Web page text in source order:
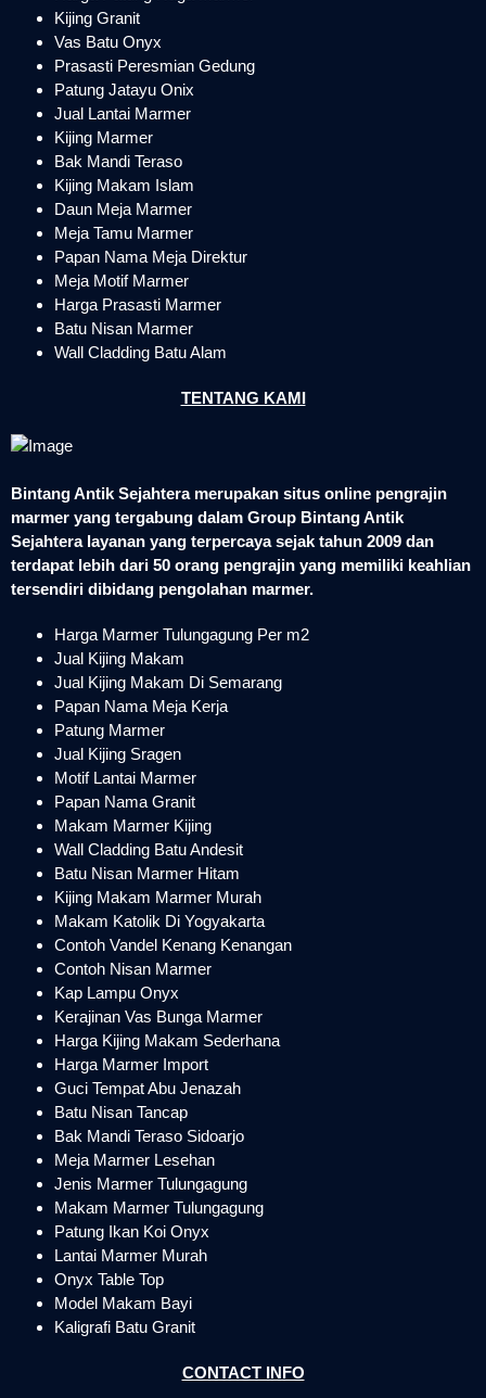
Kijing Granit
Vas Batu Onyx
Prasasti Peresmian Gedung
Patung Jatayu Onix
Jual Lantai Marmer
Kijing Marmer
Bak Mandi Teraso
Kijing Makam Islam
Daun Meja Marmer
Meja Tamu Marmer
Papan Nama Meja Direktur
Meja Motif Marmer
Harga Prasasti Marmer
Batu Nisan Marmer
Wall Cladding Batu Alam
TENTANG KAMI
Bintang Antik Sejahtera merupakan situs online pengrajin
marmer yang tergabung dalam Group Bintang Antik
Sejahtera layanan yang terpercaya sejak tahun 2009 dan
terdapat lebih dari 50 orang pengrajin yang memiliki keahlian
tersendiri dibidang pengolahan marmer.
Harga Marmer Tulungagung Per m2
Jual Kijing Makam
Jual Kijing Makam Di Semarang
Papan Nama Meja Kerja
Patung Marmer
Jual Kijing Sragen
Motif Lantai Marmer
Papan Nama Granit
Makam Marmer Kijing
Wall Cladding Batu Andesit
Batu Nisan Marmer Hitam
Kijing Makam Marmer Murah
Makam Katolik Di Yogyakarta
Contoh Vandel Kenang Kenangan
Contoh Nisan Marmer
Kap Lampu Onyx
Kerajinan Vas Bunga Marmer
Harga Kijing Makam Sederhana
Harga Marmer Import
Guci Tempat Abu Jenazah
Batu Nisan Tancap
Bak Mandi Teraso Sidoarjo
Meja Marmer Lesehan
Jenis Marmer Tulungagung
Makam Marmer Tulungagung
Patung Ikan Koi Onyx
Lantai Marmer Murah
Onyx Table Top
Model Makam Bayi
Kaligrafi Batu Granit
CONTACT INFO